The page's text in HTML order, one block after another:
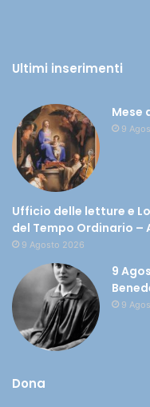
Ultimi inserimenti
Mese
9
Ufficio delle letture e
del Tempo Ordinario –
9 Agosto 2026
9
9
Dona